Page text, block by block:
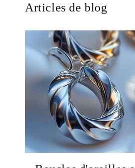
Articles de blog